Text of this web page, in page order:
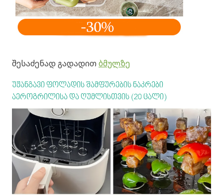
შესაძენად გადადით ბმულზე
უჟანგავი ფოლადის შამფურების ნაკრები
აეროგრილისა და ღუმლისთვის (20 ცალი)